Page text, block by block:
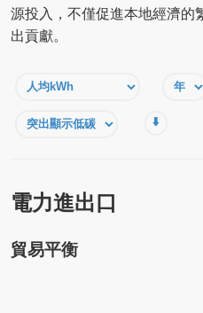
源投入，不僅促進本地經濟的
出貢獻。
⬇️
電力進出口
貿易平衡